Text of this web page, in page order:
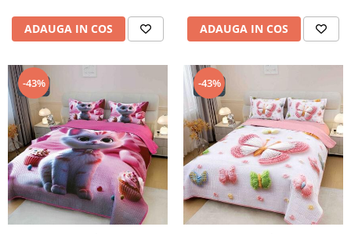
ADAUGA IN COS ADAUGA IN COS
-43% -43%